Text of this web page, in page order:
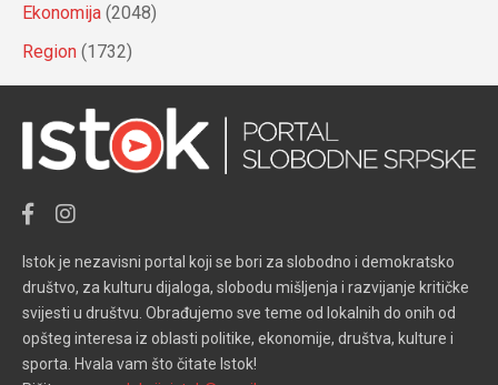
Ekonomija (2048)
Region (1732)
Istok je nezavisni portal koji se bori za slobodno i demokratsko
društvo, za kulturu dijaloga, slobodu mišljenja i razvijanje kritičke
svijesti u društvu. Obrađujemo sve teme od lokalnih do onih od
opšteg interesa iz oblasti politike, ekonomije, društva, kulture i
sporta. Hvala vam što čitate Istok!